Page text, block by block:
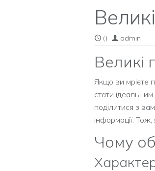
() admin
Великі
Якщо ви мрієте
стати
поділитися з
інформації.
Чому